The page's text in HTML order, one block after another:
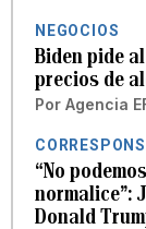
NEGOCIOS
Biden pide
precios de
Por Agencia
“No
normalice”:
Donald